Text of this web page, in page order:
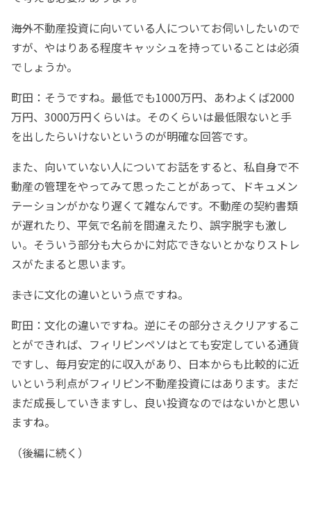
――海外不動産投資に向いている人についてお伺いしたいので
すが、やはりある程度キャッシュを持っていることは必須
でしょうか。
町田：そうですね。最低でも1000万円、あわよくば2000
万円、3000万円くらいは。そのくらいは最低限ないと手
を出したらいけないというのが明確な回答です。
また、向いていない人についてお話をすると、私自身で不
動産の管理をやってみて思ったことがあって、ドキュメン
テーションがかなり遅くて雑なんです。不動産の契約書類
が遅れたり、平気で名前を間違えたり、誤字脱字も激し
い。そういう部分も大らかに対応できないとかなりストレ
スがたまると思います。
――まさに文化の違いという点ですね。
町田：文化の違いですね。逆にその部分さえクリアするこ
とができれば、フィリピンペソはとても安定している通貨
ですし、毎月安定的に収入があり、日本からも比較的に近
いという利点がフィリピン不動産投資にはあります。まだ
まだ成長していきますし、良い投資なのではないかと思い
ますね。
（後編に続く）